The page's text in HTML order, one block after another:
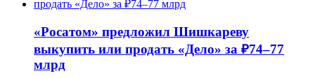
«Росатом» предложил Шишкареву
выкупить или продать «Дело» за ₽74–77
млрд